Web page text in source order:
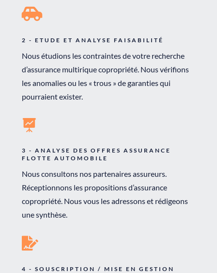

2 - ETUDE ET ANALYSE FAISABILITÉ
Nous étudions les contraintes de votre recherche
d’assurance multirique copropriété. Nous vérifions
les anomalies ou les « trous » de garanties qui
pourraient exister.

3 - ANALYSE DES OFFRES ASSURANCE
FLOTTE AUTOMOBILE
Nous consultons nos partenaires assureurs.
Réceptionnons les propositions d’assurance
copropriété. Nous vous les adressons et rédigeons
une synthèse.

4 - SOUSCRIPTION / MISE EN GESTION